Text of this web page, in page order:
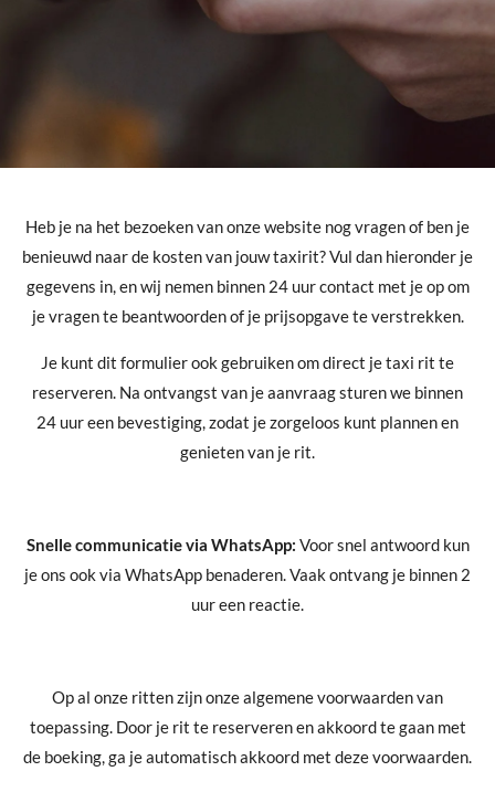
Heb je na het bezoeken van onze website nog vragen of ben je
benieuwd naar de kosten van jouw taxirit? Vul dan hieronder je
gegevens in, en wij nemen binnen 24 uur contact met je op om
je vragen te beantwoorden of je prijsopgave te verstrekken.
Je kunt dit formulier ook gebruiken om direct je taxi rit te
reserveren. Na ontvangst van je aanvraag sturen we binnen
24 uur een bevestiging, zodat je zorgeloos kunt plannen en
genieten van je rit.
Snelle communicatie via WhatsApp: Voor snel antwoord kun
je ons ook via WhatsApp benaderen. Vaak ontvang je binnen 2
uur een reactie.
Op al onze ritten zijn onze algemene voorwaarden van
toepassing. Door je rit te reserveren en akkoord te gaan met
de boeking, ga je automatisch akkoord met deze voorwaarden.